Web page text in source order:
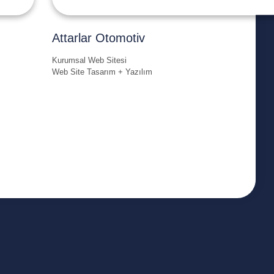
Attarlar Otomotiv
Kurumsal Web Sitesi
Web Site Tasarım + Yazılım